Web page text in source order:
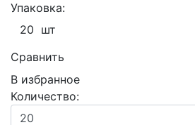
Упаковка:
20 шт
Сравнить
В избранное
Количество: